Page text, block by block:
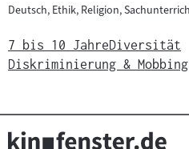
c
m
Deutsch, Ethik, Religion,
7 bis 10 JahreDiversität
Diskriminierung & Mobbing